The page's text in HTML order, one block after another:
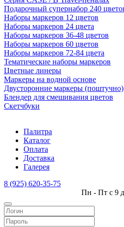
Подарочный супернабор 240
Наборы маркеров 12 цветов
Наборы маркеров 24 цвета
Наборы маркеров 36-48 цветов
Наборы маркеров 60 цветов
Наборы маркеров 72-84 цвета
Тематические наборы маркеров
Цветные линеры
Маркеры на водной основе
Двусторонние маркеры (поштучно)
Блендер для смешивания цветов
Скетчбуки
Палитра
Каталог
Оплата
Доставка
Галерея
8 (925) 620-35-75
Пн - Пт с 9